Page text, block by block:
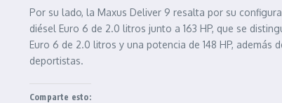
Por su lado, la Maxus Deliver 9 resalta por su
diésel Euro 6 de 2.0 litros junto a 163 HP, que se
Euro 6 de 2.0 litros y una potencia de 148 HP,
deportistas.
Comparte esto: